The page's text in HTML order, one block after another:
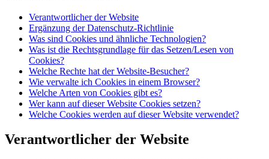
Verantwortlicher der Website
Ergänzung der Datenschutz-Richtlinie
Was sind Cookies und ähnliche Technologien?
Was ist die Rechtsgrundlage für das Setzen/Lesen von
Cookies?
Welche Rechte hat der Website-Besucher?
Wie verwalte ich Cookies in einem Browser?
Welche Arten von Cookies gibt es?
Wer kann auf dieser Website Cookies setzen?
Welche Cookies werden auf dieser Website verwendet?
Verantwortlicher der Website